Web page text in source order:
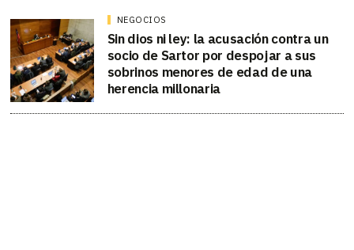
NEGOCIOS
Sin dios ni ley: la acusación contra un
socio de Sartor por despojar a sus
sobrinos menores de edad de una
herencia millonaria